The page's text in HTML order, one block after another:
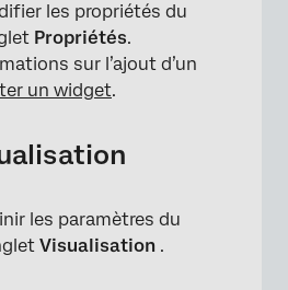
les propriétés du
Propriétés.
sur l’ajout d’un
un widget.
les paramètres du
Visualisation .